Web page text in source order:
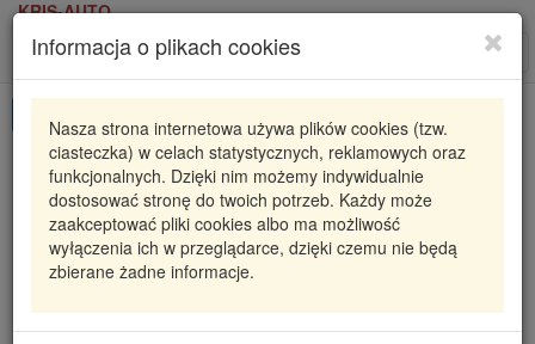
KRIS-AUTO
Informacja o plikach cookies
Nasza strona internetowa używa plików cookies (tzw.
ciasteczka) w celach statystycznych, reklamowych oraz
funkcjonalnych. Dzięki nim możemy indywidualnie
dostosować stronę do twoich potrzeb. Każdy może
zaakceptować pliki cookies albo ma możliwość
wyłączenia ich w przeglądarce, dzięki czemu nie będą
zbierane żadne informacje.
Karta produktu
EA2414006 POLCAR
ZACISK HAMULCOWY KIA RIO SEDAN (DC_), 07.
289,07 zł
Radzyń 0